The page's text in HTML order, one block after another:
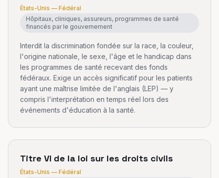
États-Unis — Fédéral
Hôpitaux, cliniques, assureurs, programmes de santé
financés par le gouvernement
Interdit la discrimination fondée sur la race, la couleur,
l'origine nationale, le sexe, l'âge et le handicap dans
les programmes de santé recevant des fonds
fédéraux. Exige un accès significatif pour les patients
ayant une maîtrise limitée de l'anglais (LEP) — y
compris l'interprétation en temps réel lors des
événements d'éducation à la santé.
Titre VI de la loi sur les droits civils
États-Unis — Fédéral